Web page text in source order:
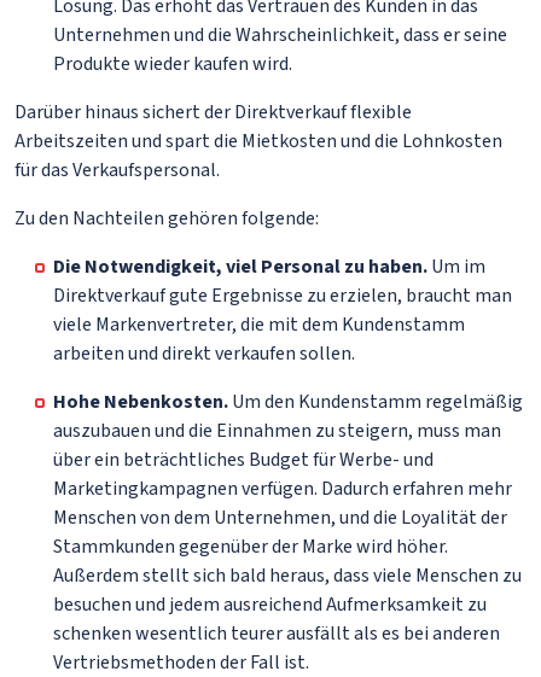
Lösung. Das erhöht das Vertrauen des Kunden in das
Unternehmen und die Wahrscheinlichkeit, dass er seine
Produkte wieder kaufen wird.
Darüber hinaus sichert der Direktverkauf flexible
Arbeitszeiten und spart die Mietkosten und die Lohnkosten
für das Verkaufspersonal.
Zu den Nachteilen gehören folgende:
Die Notwendigkeit, viel Personal zu haben.Um im
Direktverkauf gute Ergebnisse zu erzielen, braucht man
viele Markenvertreter, die mit dem Kundenstamm
arbeiten und direkt verkaufen sollen.
Hohe Nebenkosten.Um den Kundenstamm regelmäßig
auszubauen und die Einnahmen zu steigern, muss man
über ein beträchtliches Budget für Werbe- und
Marketingkampagnen verfügen. Dadurch erfahren mehr
Menschen von dem Unternehmen, und die Loyalität der
Stammkunden gegenüber der Marke wird höher.
Außerdem stellt sich bald heraus, dass viele Menschen zu
besuchen und jedem ausreichend Aufmerksamkeit zu
schenken wesentlich teurer ausfällt als es bei anderen
Vertriebsmethoden der Fall ist.